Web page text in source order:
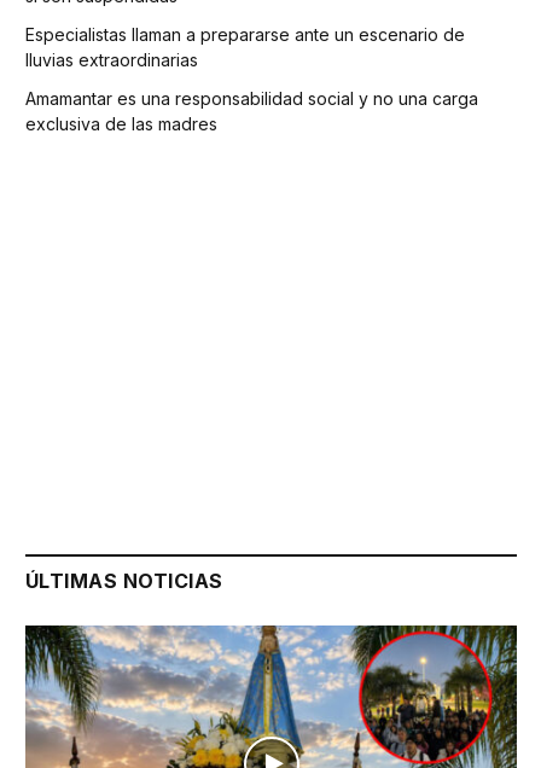
Especialistas llaman a prepararse ante un escenario de
lluvias extraordinarias
Amamantar es una responsabilidad social y no una carga
exclusiva de las madres
ÚLTIMAS NOTICIAS